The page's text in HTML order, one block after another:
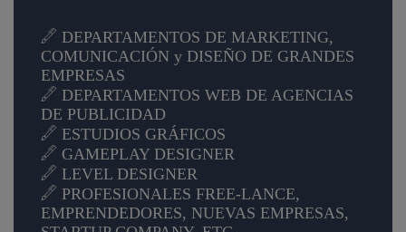
DEPARTAMENTOS DE MARKETING,
COMUNICACIÓN y DISEÑO DE GRANDES
EMPRESAS
DEPARTAMENTOS WEB DE AGENCIAS
DE PUBLICIDAD
ESTUDIOS GRÁFICOS
GAMEPLAY DESIGNER
LEVEL DESIGNER
PROFESIONALES FREE-LANCE,
EMPRENDEDORES, NUEVAS EMPRESAS,